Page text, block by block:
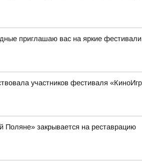
приглашаю вас на яркие
участников фестиваля
Поляне» закрывается на реставрацию